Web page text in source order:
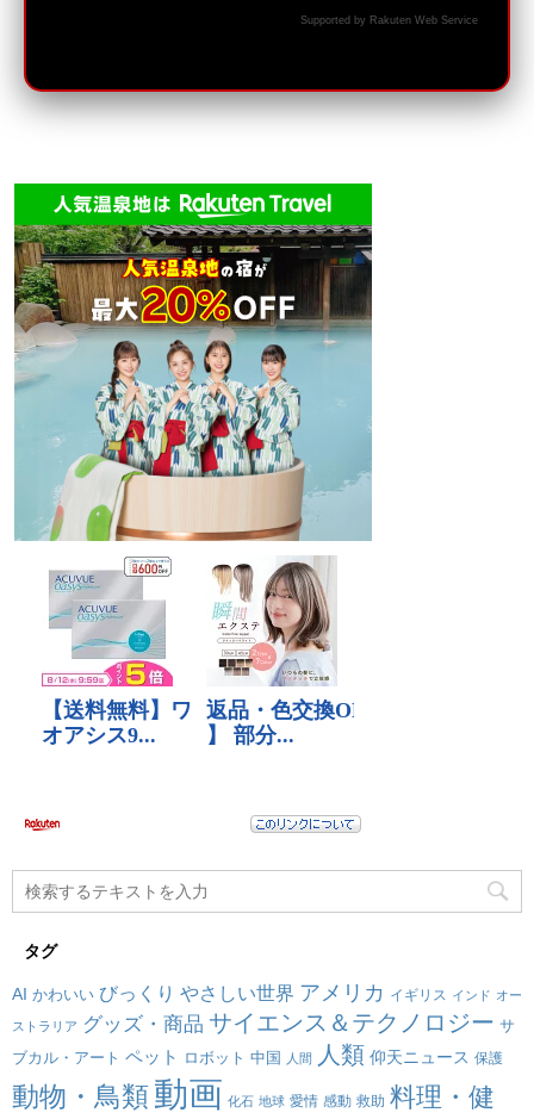
Supported by Rakuten Web Service
タグ
AI かわいい びっくり やさしい世界 アメリカ イギリス インド オー
ストラリア グッズ・商品 サイエンス＆テクノロジー サ
ブカル・アート ペット ロボット 中国 人間 人類 仰天ニュース 保護
動物・鳥類動画 化石 地球 愛情 感動 救助 料理・健